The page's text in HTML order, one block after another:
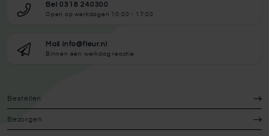
Bel 0318 240300
Open op werkdagen 10:00 - 17:00
Mail info@fleur.nl
Binnen één werkdag reactie
Bestellen
Bezorgen